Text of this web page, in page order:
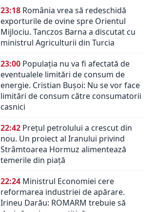
23:18 România vrea să redeschidă
exporturile de ovine spre Orientul
Mijlociu. Tanczos Barna a discutat cu
ministrul Agriculturii din Turcia
23:00 Populația nu va fi afectată de
eventualele limitări de consum de
energie. Cristian Bușoi: Nu se vor face
limitări de consum către consumatorii
casnici
22:42 Prețul petrolului a crescut din
nou. Un proiect al Iranului privind
Strâmtoarea Hormuz alimentează
temerile din piață
22:24 Ministrul Economiei cere
reformarea industriei de apărare.
Irineu Darău: ROMARM trebuie să